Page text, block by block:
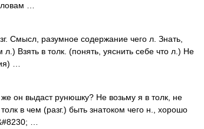
…
Смысл, разумное содержание чего л. Знать,
Взять в толк. (понять, уяснить себе что л.) Не
…
он выдаст рунюшку? Не возьму я в толк, не
в чем (разг.) быть знатоком чего н., хорошо
…